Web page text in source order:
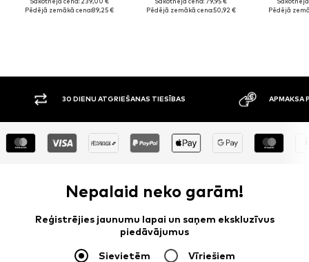
Pēdējā zemākā cena:89,25 €
Pēdējā zemākā cena:50,92 €
Pēdējā
30 DIENU ATGRIEŠANAS TIESĪBAS APMAKSA
Nepalaid neko garām!
Reģistrējies jaunumu lapai un saņem ekskluzīvus
piedāvājumus
Sievietēm Vīriešiem